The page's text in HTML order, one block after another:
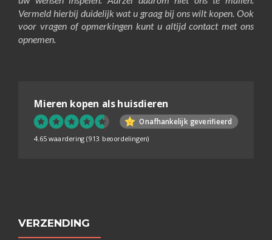
Vermeld hierbij duidelijk wat u graag bij ons wilt kopen. Ook
voor vragen of opmerkingen kunt u altijd contact met ons
opnemen.
Mieren kopen als huisdieren
Onafhankelijk geverifieerd
4.65 waardering (913 beoordelingen)
VERZENDING